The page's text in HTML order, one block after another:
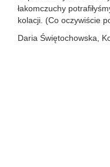
łakomczuchy
kolacji. (Co oczywiście
Daria Świętochowska,